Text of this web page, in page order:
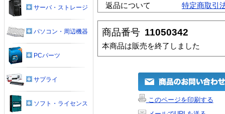
返品について
特定商取引
商品番号 11050342
本商品は販売を終了しました
このページを印刷する
サーバ・ストレージ
パソコン・周辺機器
PCパーツ
サプライ
ソフト・ライセンス